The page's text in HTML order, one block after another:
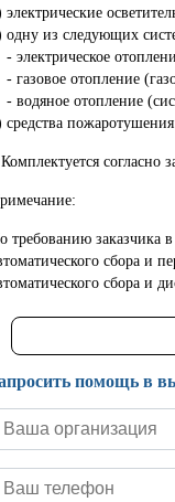
электрические
одну из следующих
- электрическое
- газовое отопление
- водяное отопление
средства
согласно
требованию заказчика
сбора и
сбора и
помощь в